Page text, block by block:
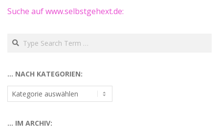
Suche auf www.selbstgehext.de:
Search
… NACH KATEGORIEN:
…
nach
… IM ARCHIV: